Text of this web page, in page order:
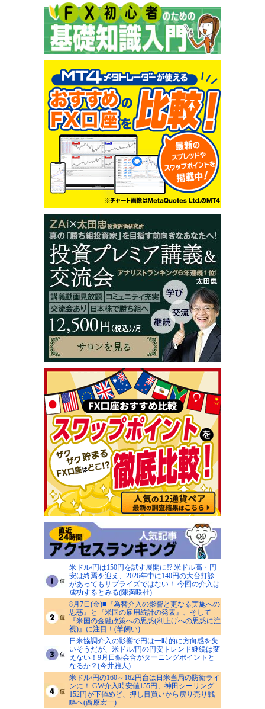
米ドル/円は150円を試す展開に!? 米ドル高・円
安は終焉を迎え、2026年中に140円の大台打診
があってもサプライズではない！ 今回の介入は
成功するとみる(陳満咲杜)
8月7日(金)■『為替介入の影響と更なる実施への
思惑』と『米国の雇用統計の発表』、そして
『米国の金融政策への思惑(利上げへの思惑に注
視)』に注目！(羊飼い)
日米協調介入の影響で円は一時的に方向感を失
いそうだが、米ドル/円の円安トレンド継続は変
えない！9月日銀会合がターニングポイントと
なるか？(今井雅人)
米ドル/円の160～162円台は日米当局の防衛ライ
ンに！ GW介入時安値155円、神田シーリング
152円が下値めど、押し目買いから戻り売り戦
略へ(西原宏一)